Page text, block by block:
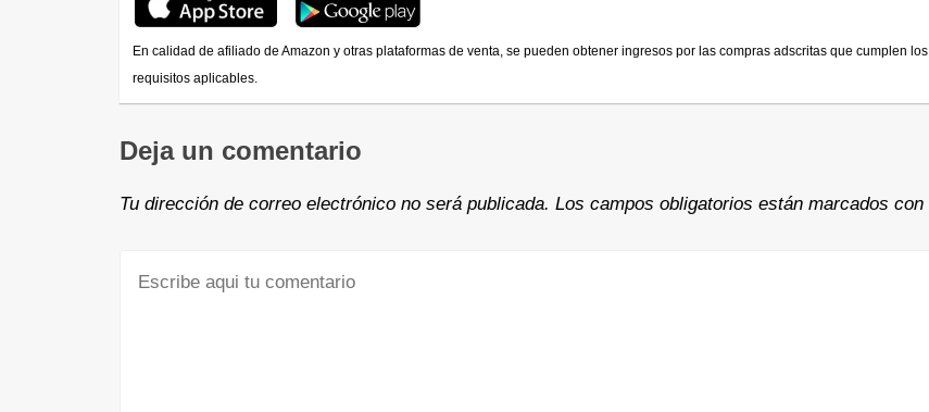
En calidad de afiliado de Amazon y otras plataformas de venta, se pueden obtener ingresos por las compras adscritas que cumplen los
requisitos aplicables.
Deja un comentario
Tu dirección de correo electrónico no será publicada. Los campos obligatorios están marcados con